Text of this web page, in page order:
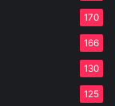
170
166
130
125